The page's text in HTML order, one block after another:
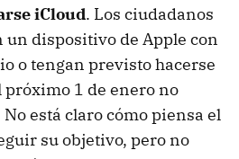
iCloud. Los ciudadanos
un dispositivo de Apple con
o tengan previsto hacerse
1 de enero no
está claro cómo piensa el
su objetivo, pero no